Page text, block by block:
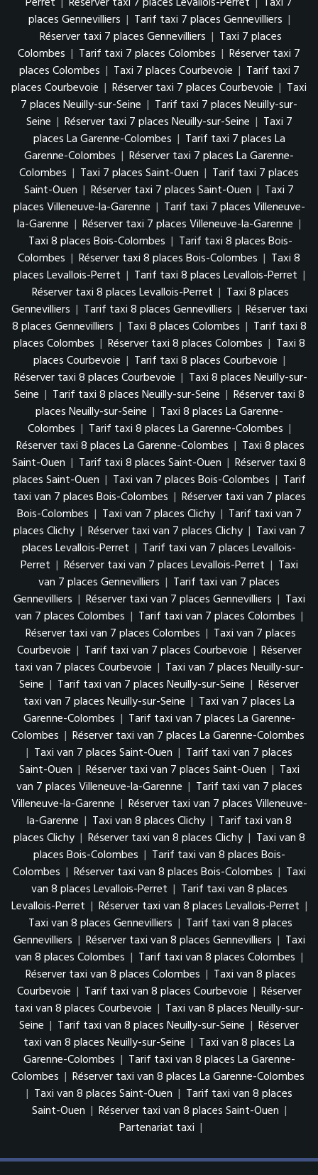
places Gennevilliers | Tarif taxi 7 places Gennevilliers |
Réserver taxi 7 places Gennevilliers | Taxi 7 places
Colombes | Tarif taxi 7 places Colombes | Réserver taxi 7
places Colombes | Taxi 7 places Courbevoie | Tarif taxi 7
places Courbevoie | Réserver taxi 7 places Courbevoie | Taxi
7 places Neuilly-sur-Seine | Tarif taxi 7 places Neuilly-sur-
Seine | Réserver taxi 7 places Neuilly-sur-Seine | Taxi 7
places La Garenne-Colombes | Tarif taxi 7 places La
Garenne-Colombes | Réserver taxi 7 places La Garenne-
Colombes | Taxi 7 places Saint-Ouen | Tarif taxi 7 places
Saint-Ouen | Réserver taxi 7 places Saint-Ouen | Taxi 7
places Villeneuve-la-Garenne | Tarif taxi 7 places Villeneuve-
la-Garenne | Réserver taxi 7 places Villeneuve-la-Garenne |
Taxi 8 places Bois-Colombes | Tarif taxi 8 places Bois-
Colombes | Réserver taxi 8 places Bois-Colombes | Taxi 8
places Levallois-Perret | Tarif taxi 8 places Levallois-Perret |
Réserver taxi 8 places Levallois-Perret | Taxi 8 places
Gennevilliers | Tarif taxi 8 places Gennevilliers | Réserver taxi
8 places Gennevilliers | Taxi 8 places Colombes | Tarif taxi 8
places Colombes | Réserver taxi 8 places Colombes | Taxi 8
places Courbevoie | Tarif taxi 8 places Courbevoie |
Réserver taxi 8 places Courbevoie | Taxi 8 places Neuilly-sur-
Seine | Tarif taxi 8 places Neuilly-sur-Seine | Réserver taxi 8
places Neuilly-sur-Seine | Taxi 8 places La Garenne-
Colombes | Tarif taxi 8 places La Garenne-Colombes |
Réserver taxi 8 places La Garenne-Colombes | Taxi 8 places
Saint-Ouen | Tarif taxi 8 places Saint-Ouen | Réserver taxi 8
places Saint-Ouen | Taxi van 7 places Bois-Colombes | Tarif
taxi van 7 places Bois-Colombes | Réserver taxi van 7 places
Bois-Colombes | Taxi van 7 places Clichy | Tarif taxi van 7
places Clichy | Réserver taxi van 7 places Clichy | Taxi van 7
places Levallois-Perret | Tarif taxi van 7 places Levallois-
Perret | Réserver taxi van 7 places Levallois-Perret | Taxi
van 7 places Gennevilliers | Tarif taxi van 7 places
Gennevilliers | Réserver taxi van 7 places Gennevilliers | Taxi
van 7 places Colombes | Tarif taxi van 7 places Colombes |
Réserver taxi van 7 places Colombes | Taxi van 7 places
Courbevoie | Tarif taxi van 7 places Courbevoie | Réserver
taxi van 7 places Courbevoie | Taxi van 7 places Neuilly-sur-
Seine | Tarif taxi van 7 places Neuilly-sur-Seine | Réserver
taxi van 7 places Neuilly-sur-Seine | Taxi van 7 places La
Garenne-Colombes | Tarif taxi van 7 places La Garenne-
Colombes | Réserver taxi van 7 places La Garenne-Colombes
| Taxi van 7 places Saint-Ouen | Tarif taxi van 7 places
Saint-Ouen | Réserver taxi van 7 places Saint-Ouen | Taxi
van 7 places Villeneuve-la-Garenne | Tarif taxi van 7 places
Villeneuve-la-Garenne | Réserver taxi van 7 places Villeneuve-
la-Garenne | Taxi van 8 places Clichy | Tarif taxi van 8
places Clichy | Réserver taxi van 8 places Clichy | Taxi van 8
places Bois-Colombes | Tarif taxi van 8 places Bois-
Colombes | Réserver taxi van 8 places Bois-Colombes | Taxi
van 8 places Levallois-Perret | Tarif taxi van 8 places
Levallois-Perret | Réserver taxi van 8 places Levallois-Perret |
Taxi van 8 places Gennevilliers | Tarif taxi van 8 places
Gennevilliers | Réserver taxi van 8 places Gennevilliers | Taxi
van 8 places Colombes | Tarif taxi van 8 places Colombes |
Réserver taxi van 8 places Colombes | Taxi van 8 places
Courbevoie | Tarif taxi van 8 places Courbevoie | Réserver
taxi van 8 places Courbevoie | Taxi van 8 places Neuilly-sur-
Seine | Tarif taxi van 8 places Neuilly-sur-Seine | Réserver
taxi van 8 places Neuilly-sur-Seine | Taxi van 8 places La
Garenne-Colombes | Tarif taxi van 8 places La Garenne-
Colombes | Réserver taxi van 8 places La Garenne-Colombes
| Taxi van 8 places Saint-Ouen | Tarif taxi van 8 places
Saint-Ouen | Réserver taxi van 8 places Saint-Ouen |
Partenariat taxi |